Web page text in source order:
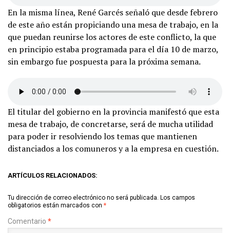
En la misma línea, René Garcés señaló que desde febrero
de este año están propiciando una mesa de trabajo, en la
que puedan reunirse los actores de este conflicto, la que
en principio estaba programada para el día 10 de marzo,
sin embargo fue pospuesta para la próxima semana.
El titular del gobierno en la provincia manifestó que esta
mesa de trabajo, de concretarse, será de mucha utilidad
para poder ir resolviendo los temas que mantienen
distanciados a los comuneros y a la empresa en cuestión.
ARTÍCULOS RELACIONADOS:
Tu dirección de correo electrónico no será publicada. Los campos
obligatorios están marcados con *
Comentario *